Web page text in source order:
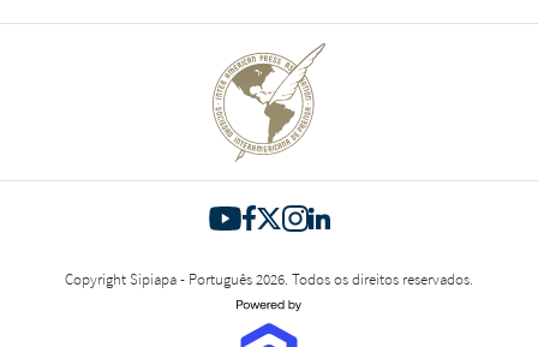
Copyright Sipiapa - Português 2026. Todos os direitos reservados.